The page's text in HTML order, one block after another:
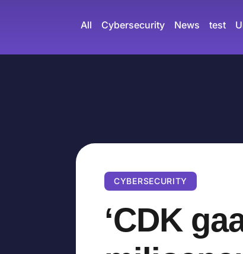
Cybersecurity News test
All
CYBERSECURITY
‘CDK